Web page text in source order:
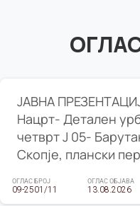
ЈАВНА
Нацрт- Детален
четврт Ј 05-
Скопје, плански
ОГЛАС БРОЈ
09-2501/11
ОГЛАС ОБЈАВА
13.08.2026